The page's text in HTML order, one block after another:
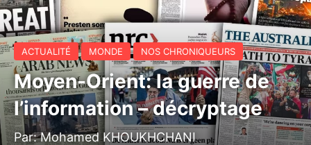
ACTUALITÉ MONDE NOS CHRONIQUEURS
Moyen-Orient: la guerre de
l’information – décryptage
Par: Mohamed KHOUKHCHANI